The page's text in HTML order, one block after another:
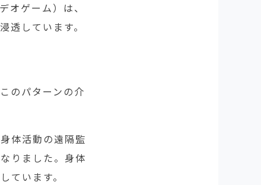
オゲーム）は、
しています。
のパターンの介
体活動の遠隔監
りました。身体
ています。